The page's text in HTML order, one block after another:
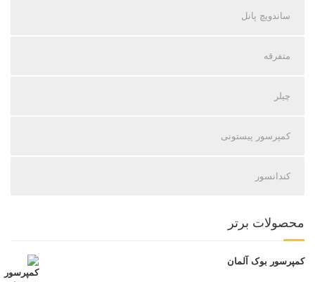
ساندویچ پانل
متفرقه
چیلر
کمپرسور پیستونی
کندانسور
محصولات برتر
کمپرسور بوک آلمان